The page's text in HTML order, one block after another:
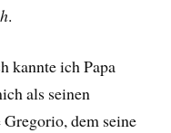
.
kannte ich Papa
als seinen
dem seine